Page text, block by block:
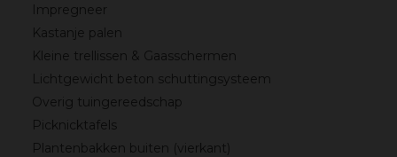
Impregneer
Kastanje palen
Kleine trellissen & Gaasschermen
Lichtgewicht beton schuttingsysteem
Overig tuingereedschap
Picknicktafels
Plantenbakken buiten (vierkant)